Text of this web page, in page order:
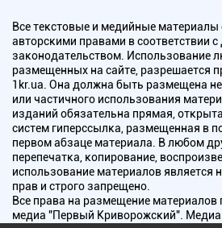
Все текстовые и медийные
авторскими правами в соответствии
законодательством. Использование
размещенных на сайте, разрешается
1kr.ua. Она должна быть размещена
или частичного использования
изданий обязательна прямая,
систем гиперссылка, размещенная в
первом абзаце материала. В любом
перепечатка, копирование,
использование материалов является
прав и строго запрещено.
Все права на размещение
медиа "Первый Криворожский". Медиа